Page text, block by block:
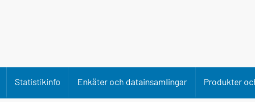
Statistikinfo Enkäter och datainsamlingar Produkter